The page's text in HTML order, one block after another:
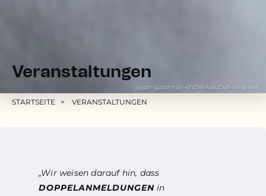
jason-goodman-6hDWAajuDv8-unsplash
Veranstaltungen
STARTSEITE VERANSTALTUNGEN
„Wir weisen darauf hin, dass
DOPPELANMELDUNGEN in